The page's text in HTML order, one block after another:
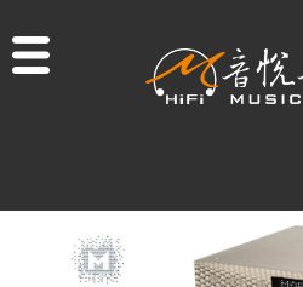
商品一覽